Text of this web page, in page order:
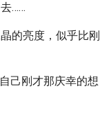
……
的亮度，似乎比刚
己刚才那庆幸的想